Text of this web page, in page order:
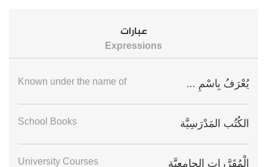
عبارات
Expressions
يُعْرَفُ بِاسْمِ ... Known under the name of
الكُتُب المَدْرَسِيَّة School Books
الْمُقَرَّرات الجامِعِيَّة University Courses